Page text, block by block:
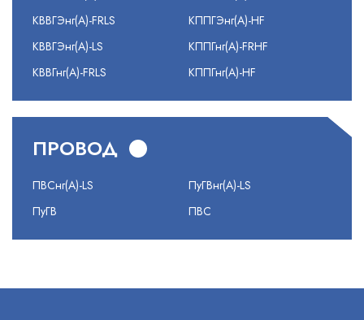
КВВГЭнг(А)-FRLS
КВВГЭнг(А)-LS
КВВГнг(А)-FRLS
КППГЭнг(А)-HF
КППГнг(А)-FRHF
КППГнг(А)-HF
ПРОВОД
ПВСнг(А)-LS
ПуГВ
ПуГВнг(А)-LS
ПВС